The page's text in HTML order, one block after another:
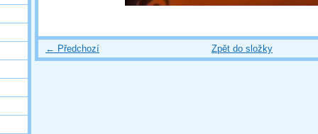
← Předchozí Zpět do složky